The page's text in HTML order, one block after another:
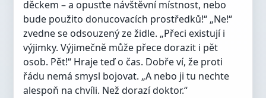
děckem – a opusťte návštěvní místnost, nebo
bude použito donucovacích prostředků!“ „Ne!“
zvedne se odsouzený ze židle. „Přeci existují i
výjimky. Výjimečně může přece dorazit i pět
osob. Pět!“ Hraje teď o čas. Dobře ví, že proti
řádu nemá smysl bojovat. „A nebo ji tu nechte
alespoň na chvíli. Než dorazí doktor.“